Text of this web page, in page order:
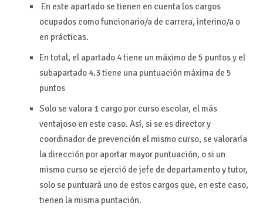
En este apartado se tienen en cuenta los cargos
ocupados como funcionario/a de carrera, interino/a o
en prácticas.
En total, el apartado 4 tiene un máximo de 5 puntos y el
subapartado 4.3 tiene una puntuación máxima de 5
puntos
Solo se valora 1 cargo por curso escolar, el más
ventajoso en este caso. Así, si se es director y
coordinador de prevención el mismo curso, se valoraría
la dirección por aportar mayor puntuación, o si un
mismo curso se ejerció de jefe de departamento y tutor,
solo se puntuará uno de estos cargos que, en este caso,
tienen la misma puntación.